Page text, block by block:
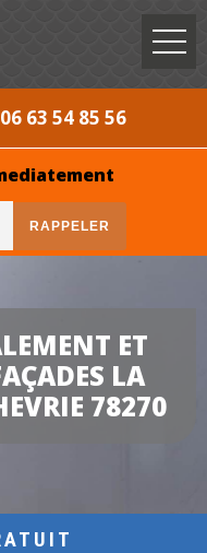
06 63 54 85 56
ET
LA
78270